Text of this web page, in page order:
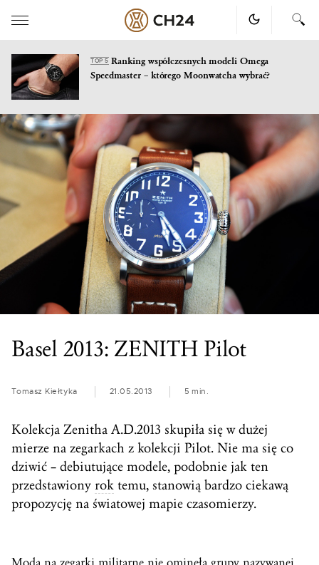
Skip
to
content
TOP 5Ranking współczesnych modeli Omega
Speedmaster – którego Moonwatcha wybrać?
Basel 2013: ZENITH Pilot
Tomasz Kiełtyka 21.05.2013 5 min.
Kolekcja Zenitha A.D.2013 skupiła się w dużej
mierze na zegarkach z kolekcji Pilot. Nie ma się co
dziwić – debiutujące modele, podobnie jak ten
przedstawiony rok temu, stanowią bardzo ciekawą
propozycję na światowej mapie czasomierzy.